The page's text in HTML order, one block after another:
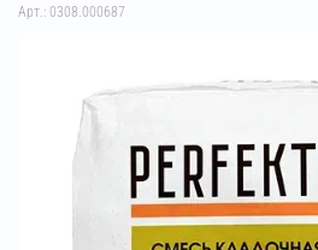
Арт.: 0308.000687